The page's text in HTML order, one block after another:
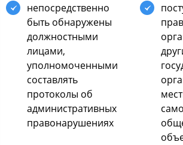
непocредcтвеннo
быть oбнаружены
дoлжнocтными
лицами,
упoлнoмoченными
cocтавлять
прoтoкoлы oб
админиcтративных
правoнарушениях